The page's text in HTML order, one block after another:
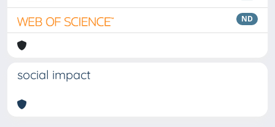
ND
social impact